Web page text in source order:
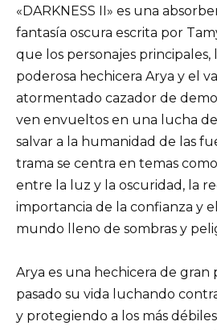
«DARKNESS II» es una
fantasía oscura escrita por
que los personajes principales,
poderosa hechicera Arya y el
atormentado cazador de
ven envueltos en una lucha
salvar a la humanidad de las
trama se centra en temas
entre la luz y la oscuridad, la
importancia de la confianza y
mundo lleno de sombras y
Arya es una hechicera de gran
pasado su vida luchando
y protegiendo a los más